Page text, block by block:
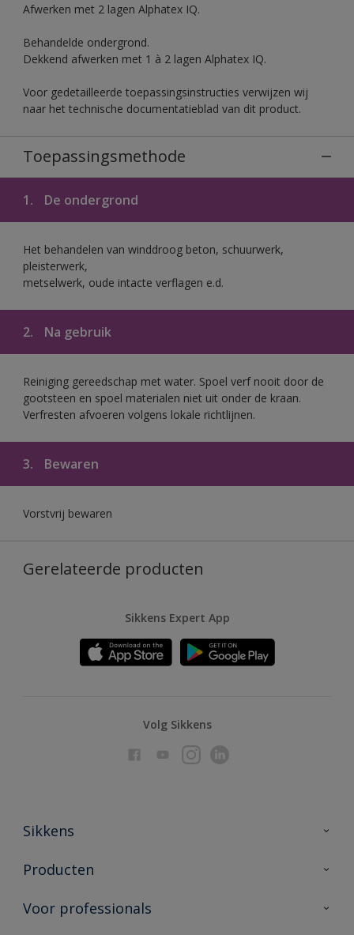
Afwerken met 2 lagen Alphatex IQ.
Behandelde ondergrond.
Dekkend afwerken met 1 à 2 lagen Alphatex IQ.
Voor gedetailleerde toepassingsinstructies verwijzen wij
naar het technische documentatieblad van dit product.
Toepassingsmethode
1. De ondergrond
Het behandelen van winddroog beton, schuurwerk,
pleisterwerk,
metselwerk, oude intacte verflagen e.d.
2. Na gebruik
Reiniging gereedschap met water. Spoel verf nooit door de
gootsteen en spoel materialen niet uit onder de kraan.
Verfresten afvoeren volgens lokale richtlijnen.
3. Bewaren
Vorstvrij bewaren
Gerelateerde producten
Sikkens Expert App
Volg Sikkens
Sikkens
Over Sikkens
Duurzaamheid
Producten
Producten voor binnen
Voor professionals